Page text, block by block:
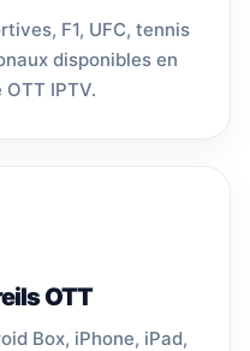
F1, UFC, tennis
disponibles en
IPTV.
OTT
Box, iPhone, iPad,